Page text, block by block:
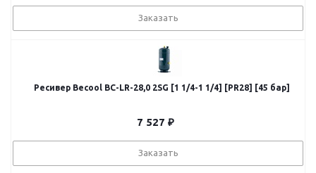
Заказать
Ресивер Becool BC-LR-28,0 2SG [1 1/4-1 1/4] [PR28] [45 бар]
7 527 ₽
Заказать